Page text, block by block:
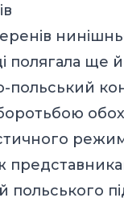
полягала ще
польський
обох
польського